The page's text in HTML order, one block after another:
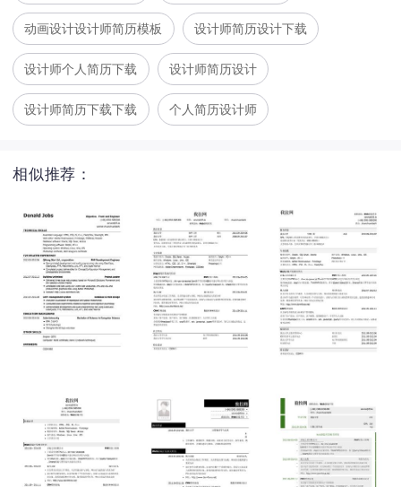
动画设计设计师简历模板 设计师简历设计下载
设计师个人简历下载 设计师简历设计
设计师简历下载下载 个人简历设计师
相似推荐：